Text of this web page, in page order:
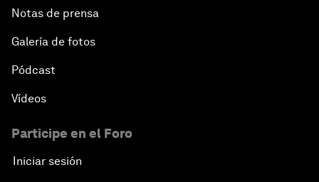
Notas de prensa
Galería de fotos
Pódcast
Vídeos
Participe en el Foro
Iniciar sesión